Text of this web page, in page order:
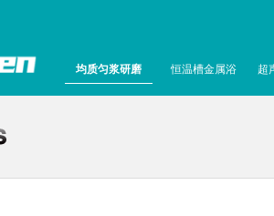
均质匀浆研磨 恒温槽金属浴 超